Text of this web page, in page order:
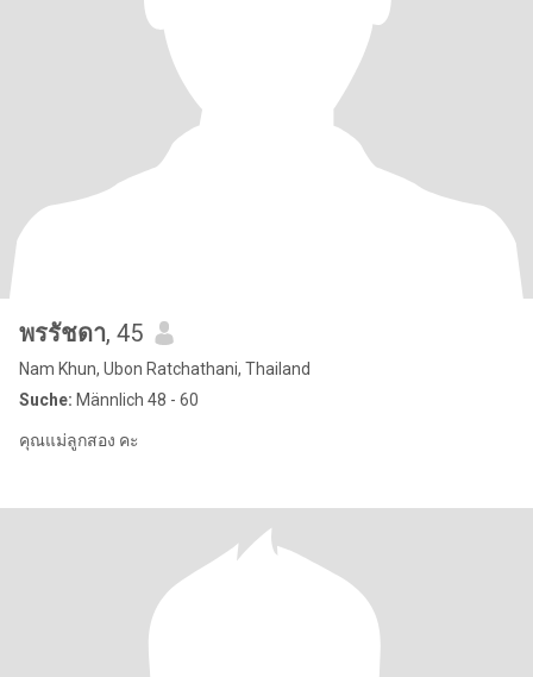
พรรัชดา, 45
Nam Khun, Ubon Ratchathani, Thailand
Suche: Männlich 48 - 60
คุณแม่ลูกสอง คะ